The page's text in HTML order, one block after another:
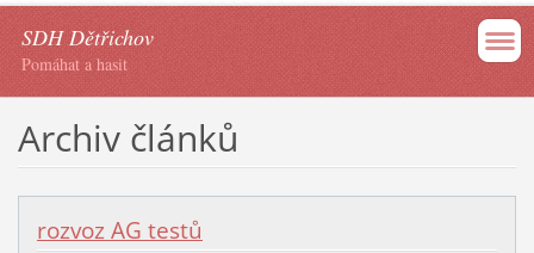
SDH Dětřichov
Pomáhat a hasit
Archiv článků
rozvoz AG testů